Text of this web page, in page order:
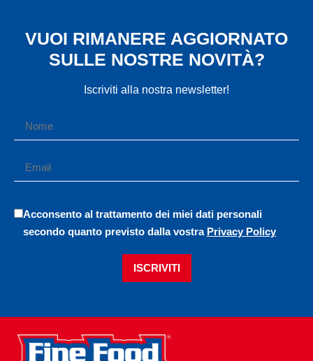
VUOI RIMANERE AGGIORNATO
SULLE NOSTRE NOVITÀ?
Iscriviti alla nostra newsletter!
Acconsento al trattamento dei miei dati personali
secondo quanto previsto dalla vostra Privacy Policy
ISCRIVITI